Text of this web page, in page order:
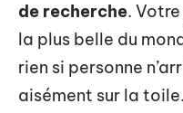
de recherche.
la plus belle du
rien si personne
aisément sur la toile.